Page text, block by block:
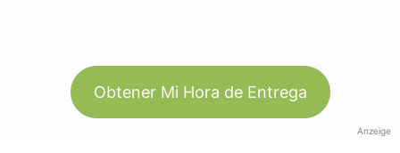
Obtener Mi Hora de Entrega
Anzeige